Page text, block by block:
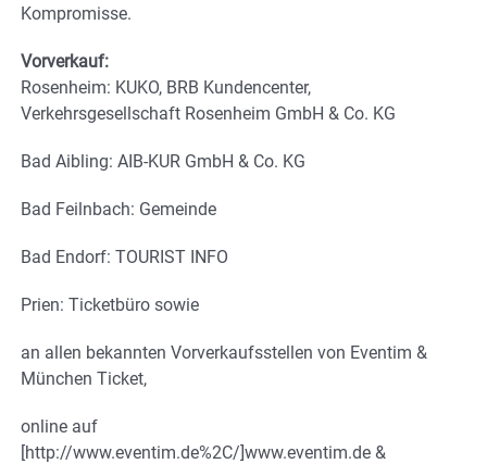
Kompromisse.
Vorverkauf:
Rosenheim: KUKO, BRB Kundencenter,
Verkehrsgesellschaft Rosenheim GmbH & Co. KG
Bad Aibling: AIB-KUR GmbH & Co. KG
Bad Feilnbach: Gemeinde
Bad Endorf: TOURIST INFO
Prien: Ticketbüro sowie
an allen bekannten Vorverkaufsstellen von Eventim &
München Ticket,
online auf
[http://www.eventim.de%2C/]www.eventim.de &